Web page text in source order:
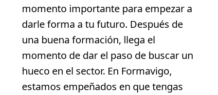
momento importante para empezar a
darle forma a tu futuro. Después de
una buena formación, llega el
momento de dar el paso de buscar un
hueco en el sector. En Formavigo,
estamos empeñados en que tengas